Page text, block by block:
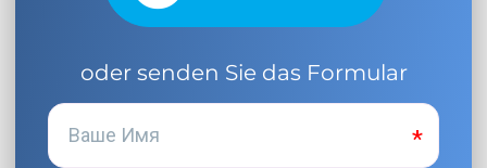
oder senden Sie das Formular